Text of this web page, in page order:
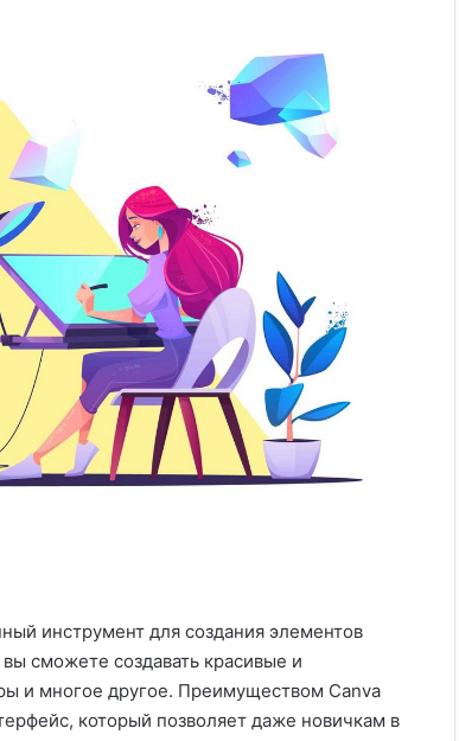
инструмент для создания элементов
сможете создавать красивые и
и многое другое. Преимуществом Canva
который позволяет даже новичкам в